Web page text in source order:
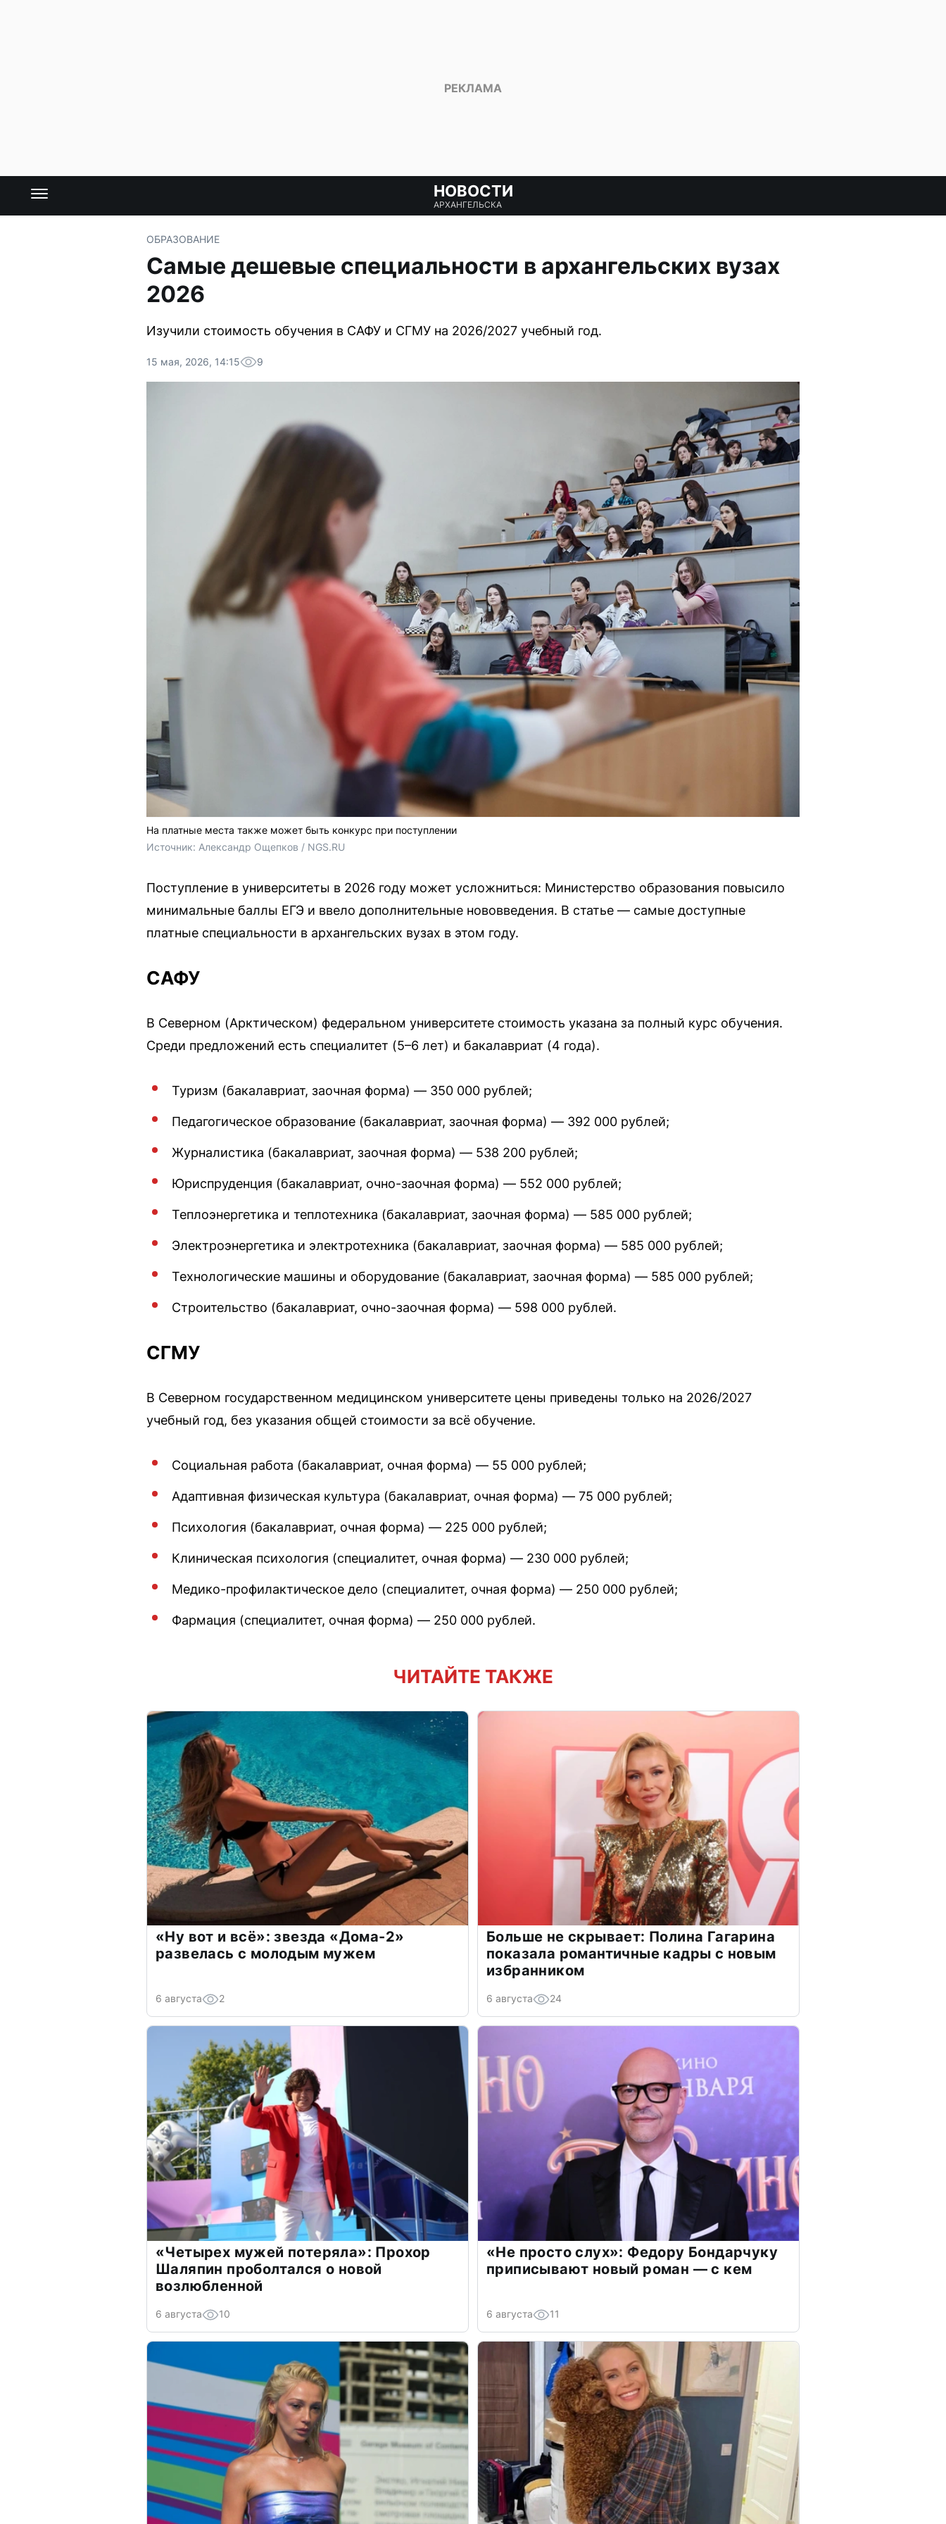
НОВОСТИ
АРХАНГЕЛЬСКА
ОБРАЗОВАНИЕ
Самые дешевые специальности в архангельских вузах
2026
Изучили стоимость обучения в САФУ и СГМУ на 2026/2027 учебный год.
15 мая, 2026, 14:15 9
На платные места также может быть конкурс при поступлении
Источник: Александр Ощепков / NGS.RU
Поступление в университеты в 2026 году может усложниться: Министерство образования повысило
минимальные баллы ЕГЭ и ввело дополнительные нововведения. В статье — самые доступные
платные специальности в архангельских вузах в этом году.
САФУ
В Северном (Арктическом) федеральном университете стоимость указана за полный курс обучения.
Среди предложений есть специалитет (5–6 лет) и бакалавриат (4 года).
Туризм (бакалавриат, заочная форма) — 350 000 рублей;
Педагогическое образование (бакалавриат, заочная форма) — 392 000 рублей;
Журналистика (бакалавриат, заочная форма) — 538 200 рублей;
Юриспруденция (бакалавриат, очно-заочная форма) — 552 000 рублей;
Теплоэнергетика и теплотехника (бакалавриат, заочная форма) — 585 000 рублей;
Электроэнергетика и электротехника (бакалавриат, заочная форма) — 585 000 рублей;
Технологические машины и оборудование (бакалавриат, заочная форма) — 585 000 рублей;
Строительство (бакалавриат, очно-заочная форма) — 598 000 рублей.
СГМУ
В Северном государственном медицинском университете цены приведены только на 2026/2027
учебный год, без указания общей стоимости за всё обучение.
Социальная работа (бакалавриат, очная форма) — 55 000 рублей;
Адаптивная физическая культура (бакалавриат, очная форма) — 75 000 рублей;
Психология (бакалавриат, очная форма) — 225 000 рублей;
Клиническая психология (специалитет, очная форма) — 230 000 рублей;
Медико-профилактическое дело (специалитет, очная форма) — 250 000 рублей;
Фармация (специалитет, очная форма) — 250 000 рублей.
ЧИТАЙТЕ ТАКЖЕ
«Ну вот и всё»: звезда «Дома-2»
развелась с молодым мужем
6 августа 2
Больше не скрывает: Полина Гагарина
показала романтичные кадры с новым
избранником
6 августа 24
«Четырех мужей потеряла»: Прохор
Шаляпин проболтался о новой
возлюбленной
6 августа 10
«Не просто слух»: Федору Бондарчуку
приписывают новый роман — с кем
6 августа 11